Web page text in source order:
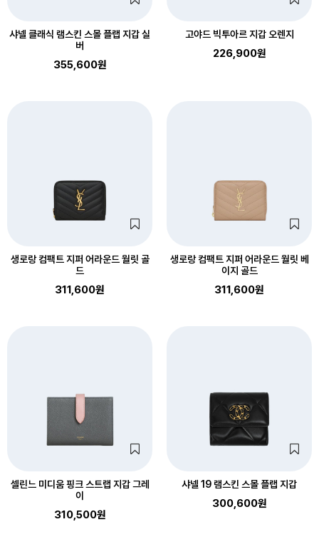
샤넬 클래식 램스킨 스몰 플랩 지갑 실
버
355,600원
고야드 빅투아르 지갑 오렌지
226,900원
생로랑 컴팩트 지퍼 어라운드 월릿 골
드
311,600원
생로랑 컴팩트 지퍼 어라운드 월릿 베
이지 골드
311,600원
셀린느 미디움 핑크 스트랩 지갑 그레
이
310,500원
샤넬 19 램스킨 스몰 플랩 지갑
300,600원